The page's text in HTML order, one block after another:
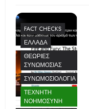
FACT CHECKS
ΕΛΛΆΔΑ
ΘΕΩΡΊΕΣ
ΣΥΝΩΜΟΣΊΑΣ
ΣΥΝΩΜΟΣΙΟΛΟΓΊΑ
ΤΕΧΝΗΤΉ
ΝΟΗΜΟΣΎΝΗ